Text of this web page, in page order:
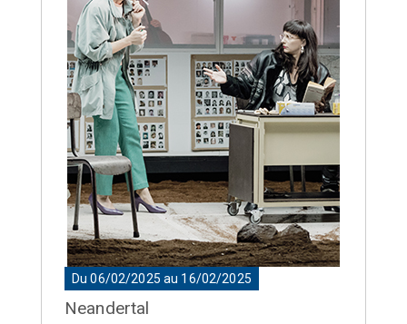
Du 06/02/2025 au 16/02/2025
Neandertal